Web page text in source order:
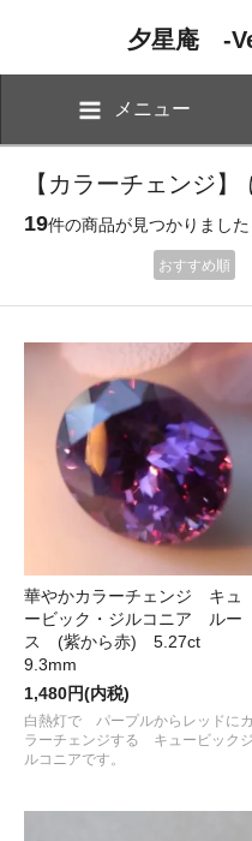
夕星庵 -
メニュー
【カラーチェンジ
19件の商品が見つかりました
おすすめ順
華やかカラーチェンジ キュ
ービック・ジルコニア ルー
ス (紫から赤) 5.27ct
9.3mm
1,480円(内税)
白熱灯で パープルからレッドにカ
ラーチェンジする キュービックジ
ルコニアです。